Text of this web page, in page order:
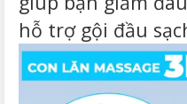
hỗ trợ gội đầu